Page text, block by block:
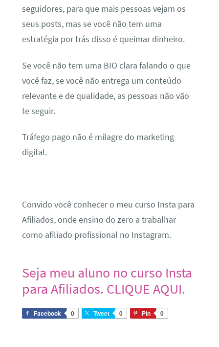
seguidores, para que mais pessoas vejam os
seus posts, mas se você não tem uma
estratégia por trás disso é queimar dinheiro.
Se você não tem uma BIO clara falando o que
você faz, se você não entrega um conteúdo
relevante e de qualidade, as pessoas não vão
te seguir.
Tráfego pago não é milagre do marketing
digital.
Convido você conhecer o meu curso Insta para
Afiliados, onde ensino do zero a trabalhar
como afiliado profissional no Instagram.
Seja meu aluno no curso Insta
para Afiliados. CLIQUE AQUI.
Facebook 0 Tweet 0 Pin 0